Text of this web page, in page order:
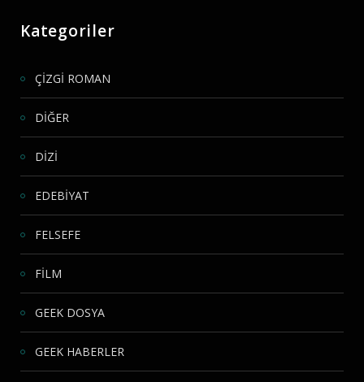
Kategoriler
ÇİZGİ ROMAN
DİĞER
DİZİ
EDEBİYAT
FELSEFE
FİLM
GEEK DOSYA
GEEK HABERLER